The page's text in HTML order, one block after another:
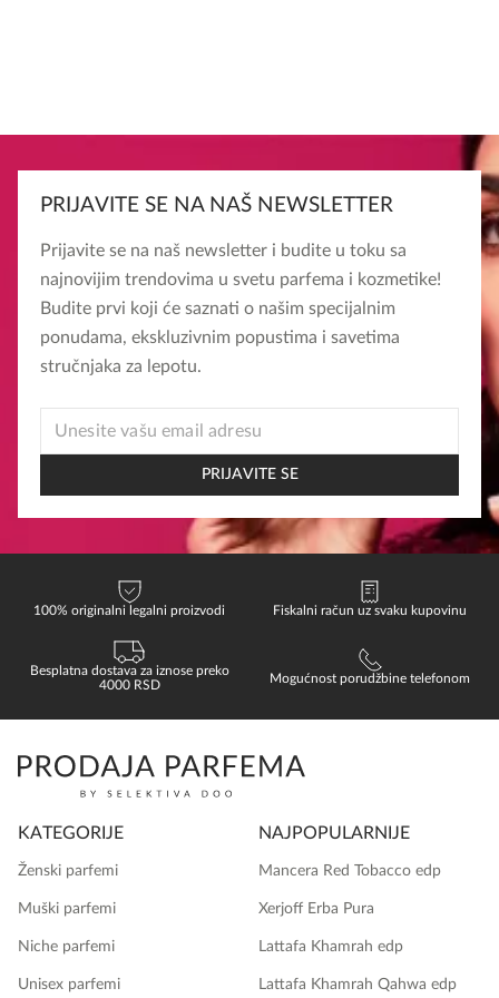
PRIJAVITE SE NA NAŠ NEWSLETTER
Prijavite se na naš newsletter i budite u toku sa
najnovijim trendovima u svetu parfema i kozmetike!
Budite prvi koji će saznati o našim specijalnim
ponudama, ekskluzivnim popustima i savetima
stručnjaka za lepotu.
EMAIL
PRIJAVITE SE
100% originalni legalni proizvodi Fiskalni račun uz svaku kupovinu
Besplatna dostava za iznose preko
4000 RSD
Mogućnost porudžbine telefonom
KATEGORIJE
Ženski parfemi
Muški parfemi
Niche parfemi
Unisex parfemi
NAJPOPULARNIJE
Mancera Red Tobacco edp
Xerjoff Erba Pura
Lattafa Khamrah edp
Lattafa Khamrah Qahwa edp